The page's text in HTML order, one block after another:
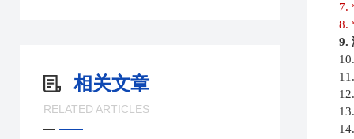
相关文章
RELATED ARTICLES
7.
8.
9.
10.
11.
12.
13.
14.